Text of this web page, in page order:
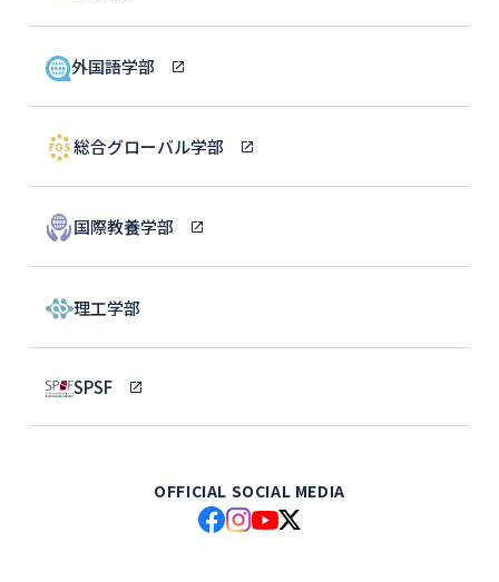
外国語学部
総合グローバル学部
国際教養学部
理工学部
SPSF
OFFICIAL SOCIAL MEDIA